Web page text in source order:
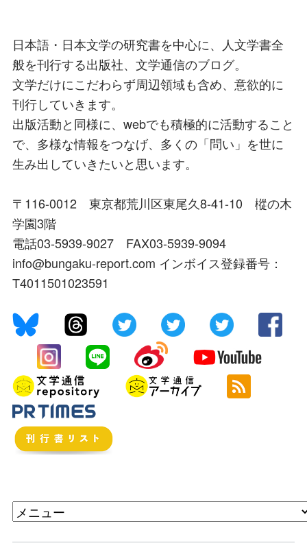
日本語・日本文学の研究書を中心に、人文学書全
般を刊行する出版社、文学通信のブログ。
文学だけにこだわらず周辺領域も含め、意欲的に
刊行していきます。
出版活動と同様に、webでも積極的に活動すること
で、多様な情報をつなげ、多くの「問い」を世に
生み出していきたいと思います。
〒116-0012 東京都荒川区東尾久8-41-10 樅の木
学園3階
電話03-5939-9027 FAX03-5939-9094
info@bungaku-report.com インボイス登録番号：
T4011501023591